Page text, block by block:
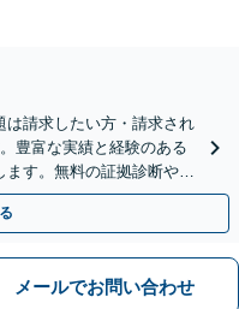
は請求したい方・請求され
豊富な実績と経験のある
す。無料の証拠診断や着
相談ください。
メールでお問い合わせ